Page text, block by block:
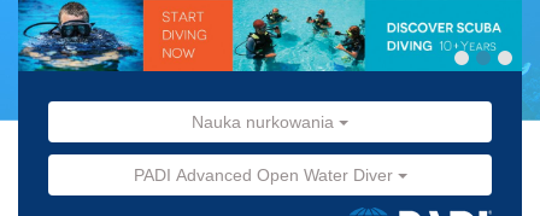
Nauka nurkowania
PADI Advanced Open Water Diver